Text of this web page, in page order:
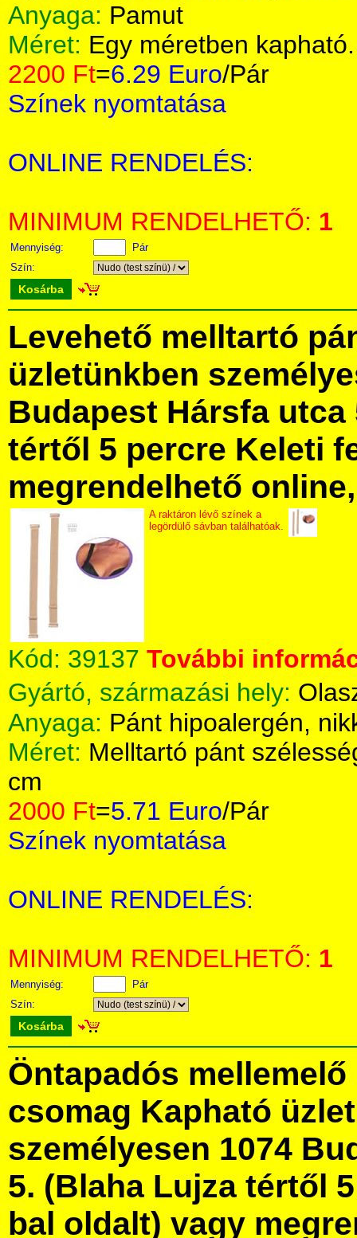
Anyaga: Pamut
Méret: Egy méretben kapható.
2200 Ft=6.29 Euro/Pár
Színek nyomtatása
ONLINE RENDELÉS:
MINIMUM RENDELHETŐ: 1
Mennyiség:
Pár
Szín:
Kosárba
Levehető melltartó
üzletünkben
Budapest Hársfa utca
tértől 5 percre Keleti
megrendelhető
A raktáron lévő színek a
legördülő sávban találhatóak.
Kód: 39137 További
Gyártó, származási hely:
Anyaga: Pánt hipoalergén,
Méret: Melltartó pánt
cm
2000 Ft=5.71 Euro/Pár
Színek nyomtatása
ONLINE RENDELÉS:
MINIMUM RENDELHETŐ: 1
Mennyiség:
Pár
Szín:
Kosárba
Öntapadós mellemelő
csomag Kapható
személyesen 1074
5. (Blaha Lujza tértől
bal oldalt) vagy